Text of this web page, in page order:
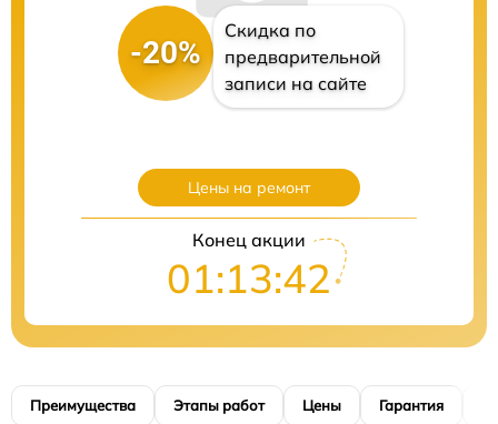
-20%
Скидка по
предварительной
записи на сайте
Цены на ремонт
Конец акции
01:13:40
Преимущества Этапы работ Цены Гарантия